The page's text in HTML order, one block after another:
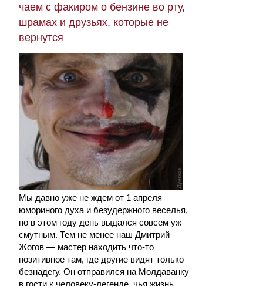
чаем с факиром о бензине во рту,
шрамах и друзьях, которые не
вернутся
Мы давно уже не ждем от 1 апреля
юмориного духа и безудержного веселья,
но в этом году день выдался совсем уж
смутным. Тем не менее наш Дмитрий
Жогов — мастер находить что-то
позитивное там, где другие видят только
безнадегу. Он отправился на Молдаванку
в гости к человеку-легенде, чья жизнь